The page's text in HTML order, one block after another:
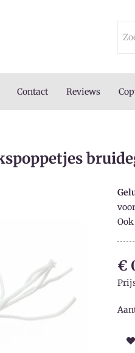
Contact Reviews
€